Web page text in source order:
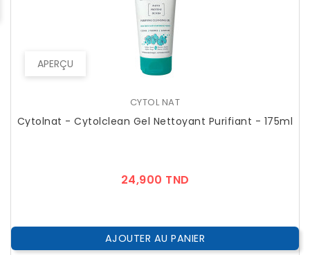
APERÇU
CYTOL NAT
Cytolnat - Cytolclean Gel Nettoyant Purifiant - 175ml
24,900 TND
AJOUTER AU PANIER